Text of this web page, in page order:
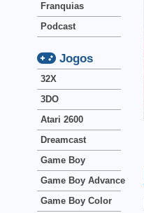
Franquias
Podcast
Jogos
32X
3DO
Atari 2600
Dreamcast
Game Boy
Game Boy Advance
Game Boy Color